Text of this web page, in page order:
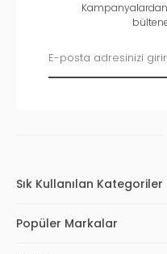
Sık Kullanılan Kategoriler
Popüler Markalar